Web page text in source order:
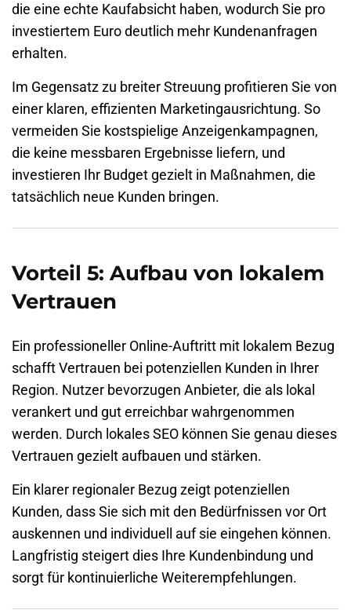
die eine echte Kaufabsicht haben, wodurch Sie pro
investiertem Euro deutlich mehr Kundenanfragen
erhalten.
Im Gegensatz zu breiter Streuung profitieren Sie von
einer klaren, effizienten Marketingausrichtung. So
vermeiden Sie kostspielige Anzeigenkampagnen,
die keine messbaren Ergebnisse liefern, und
investieren Ihr Budget gezielt in Maßnahmen, die
tatsächlich neue Kunden bringen.
Vorteil 5: Aufbau von lokalem
Vertrauen
Ein professioneller Online-Auftritt mit lokalem Bezug
schafft Vertrauen bei potenziellen Kunden in Ihrer
Region. Nutzer bevorzugen Anbieter, die als lokal
verankert und gut erreichbar wahrgenommen
werden. Durch lokales SEO können Sie genau dieses
Vertrauen gezielt aufbauen und stärken.
Ein klarer regionaler Bezug zeigt potenziellen
Kunden, dass Sie sich mit den Bedürfnissen vor Ort
auskennen und individuell auf sie eingehen können.
Langfristig steigert dies Ihre Kundenbindung und
sorgt für kontinuierliche Weiterempfehlungen.